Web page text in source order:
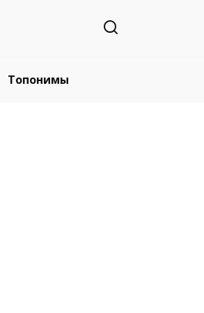
Топонимы